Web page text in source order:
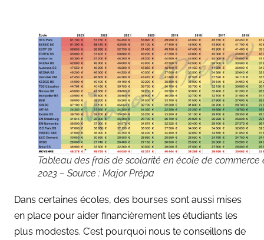
Tableau des frais de scolarité en école de commerce
2023 – Source : Major Prépa
Dans certaines écoles, des bourses sont aussi mises
en place pour aider financièrement les étudiants les
plus modestes. C’est pourquoi nous te conseillons de